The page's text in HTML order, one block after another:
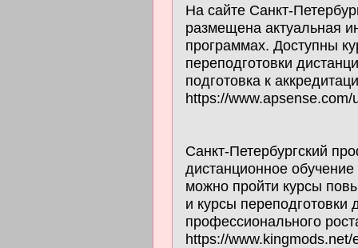
На сайте Санкт-
размещена актуальная
программах. Доступны
переподготовки
подготовка к
https://www.apsense.com/
Санкт-Петербургский
дистанционное
можно пройти курсы
и курсы
профессионального
https://